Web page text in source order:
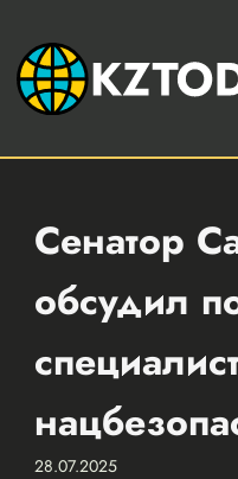
Сенатор
обсудил
28.07.2025